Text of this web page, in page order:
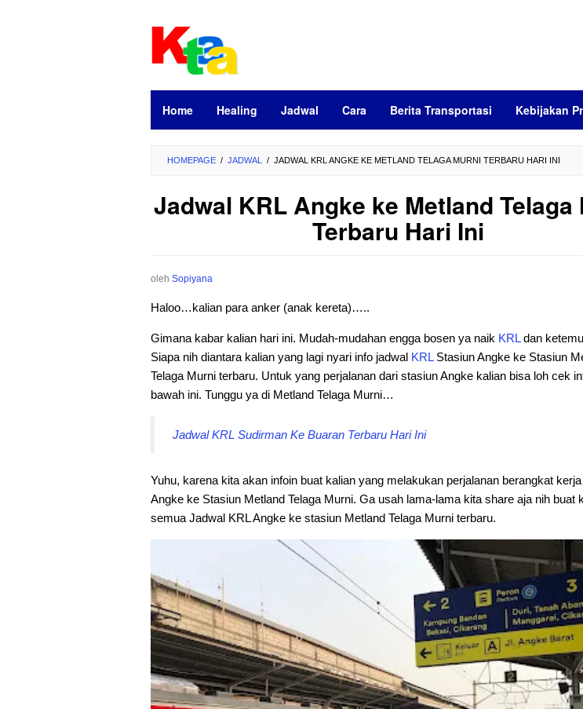
Home Healing Jadwal Cara Berita Transportasi Kebijakan
HOMEPAGE / JADWAL / JADWAL KRL ANGKE KE METLAND TELAGA MURNI TERBARU HARI INI
Jadwal KRL Angke ke Metland Telaga
Terbaru Hari Ini
oleh Sopiyana
Haloo…kalian para anker (anak kereta)…..
Gimana kabar kalian hari ini. Mudah-mudahan engga bosen ya naik KRLdan ketemu
Siapa nih diantara kalian yang lagi nyari info jadwal KRLStasiun Angke ke Stasiun
Telaga Murni terbaru. Untuk yang perjalanan dari stasiun Angke kalian bisa loh cek
bawah ini. Tunggu ya di Metland Telaga Murni…
Jadwal KRL Sudirman Ke Buaran Terbaru Hari Ini
Yuhu, karena kita akan infoin buat kalian yang melakukan perjalanan berangkat
Angke ke Stasiun Metland Telaga Murni. Ga usah lama-lama kita share aja nih buat
semua Jadwal KRL Angke ke stasiun Metland Telaga Murni terbaru.